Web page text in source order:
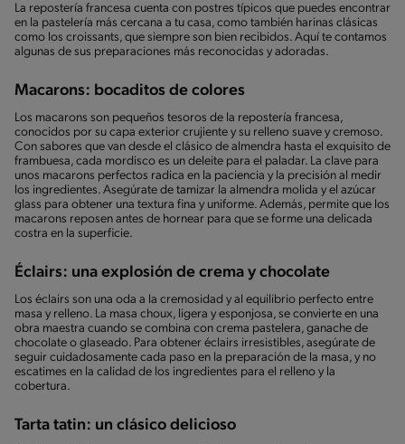
La repostería francesa cuenta con postres típicos que puedes encontrar
en la pastelería más cercana a tu casa, como también harinas clásicas
como los croissants, que siempre son bien recibidos. Aquí te contamos
algunas de sus preparaciones más reconocidas y adoradas.
Macarons: bocaditos de colores
Los macarons son pequeños tesoros de la repostería francesa,
conocidos por su capa exterior crujiente y su relleno suave y cremoso.
Con sabores que van desde el clásico de almendra hasta el exquisito de
frambuesa, cada mordisco es un deleite para el paladar. La clave para
unos macarons perfectos radica en la paciencia y la precisión al medir
los ingredientes. Asegúrate de tamizar la almendra molida y el azúcar
glass para obtener una textura fina y uniforme. Además, permite que los
macarons reposen antes de hornear para que se forme una delicada
costra en la superficie.
Éclairs: una explosión de crema y chocolate
Los éclairs son una oda a la cremosidad y al equilibrio perfecto entre
masa y relleno. La masa choux, ligera y esponjosa, se convierte en una
obra maestra cuando se combina con crema pastelera, ganache de
chocolate o glaseado. Para obtener éclairs irresistibles, asegúrate de
seguir cuidadosamente cada paso en la preparación de la masa, y no
escatimes en la calidad de los ingredientes para el relleno y la
cobertura.
Tarta tatin: un clásico delicioso